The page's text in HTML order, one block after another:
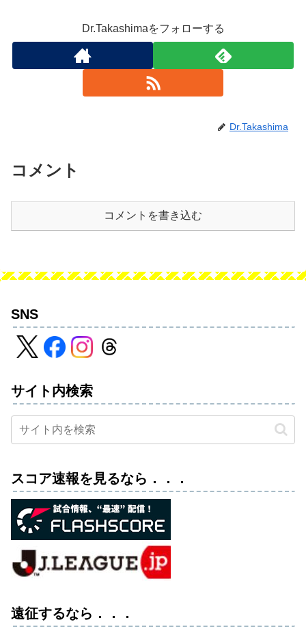
Dr.Takashimaをフォローする
Dr.Takashima
コメント
コメントを書き込む
SNS
サイト内検索
スコア速報を見るなら．．．
遠征するなら．．．